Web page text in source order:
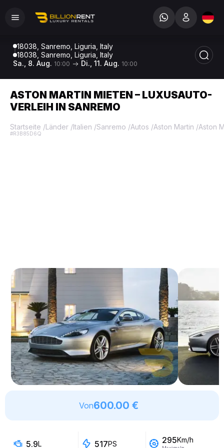
18038, Sanremo, Liguria, Italy
18038, Sanremo, Liguria, Italy
Sa., 8. Aug. 10:00 Di., 11. Aug. 10:00
ASTON MARTIN MIETEN – LUXUSAUTO-
VERLEIH IN SANREMO
Startseite /Länder /Italien /Sanremo /Autos /Aston Martin /Aston
#R3B85D6Q
Von600.00 €
5.9L 517PS 295Km/h